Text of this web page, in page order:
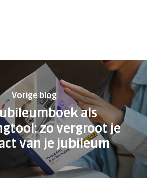
Vorige blog
als
zo vergroot je
van je jubileum